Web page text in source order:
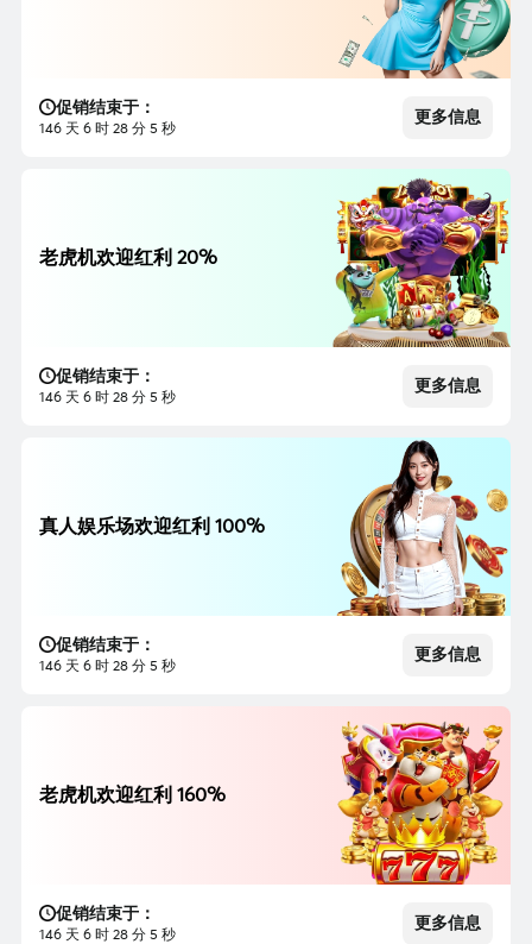
促销结束于：
146 天 6 时 28 分 3 秒
更多信息
老虎机欢迎红利 20%
促销结束于：
146 天 6 时 28 分 3 秒
更多信息
真人娱乐场欢迎红利 100%
促销结束于：
146 天 6 时 28 分 3 秒
更多信息
老虎机欢迎红利 160%
促销结束于：
146 天 6 时 28 分 3 秒
更多信息